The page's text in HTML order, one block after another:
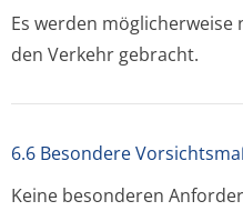
Es werden
den Verkehr gebracht.
6.6 Besondere
Keine besonderen